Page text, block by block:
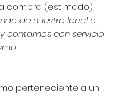
compra (estimado)
de nuestro local o
contamos con servicio
perteneciente a un